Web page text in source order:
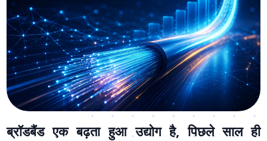
ब्रॉडबैंड एक बढ़ता हुआ उद्योग है, पिछले साल ही